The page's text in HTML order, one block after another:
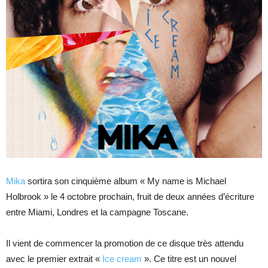
Mika sortira son cinquième album « My name is Michael
Holbrook » le 4 octobre prochain, fruit de deux années d’écriture
entre Miami, Londres et la campagne Toscane.
Il vient de commencer la promotion de ce disque très attendu
avec le premier extrait « Ice cream ». Ce titre est un nouvel